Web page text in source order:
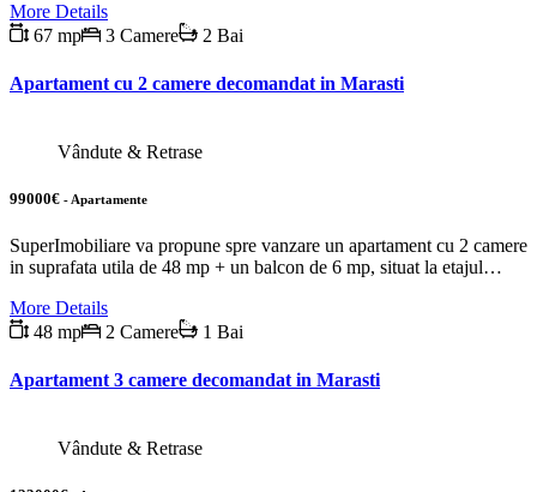
More Details
67 mp
3 Camere 2 Bai
Apartament cu 2 camere decomandat in Marasti
Vândute & Retrase
99000€ - Apartamente
SuperImobiliare va propune spre vanzare un apartament cu 2 camere
in suprafata utila de 48 mp + un balcon de 6 mp, situat la etajul…
More Details
48 mp
2 Camere 1 Bai
Apartament 3 camere decomandat in Marasti
Vândute & Retrase